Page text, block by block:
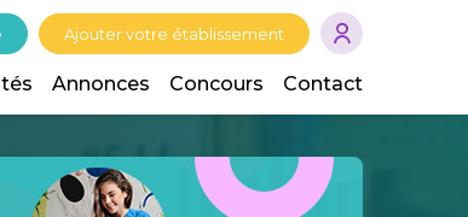
Ajouter votre établissement
Annonces Concours Contact